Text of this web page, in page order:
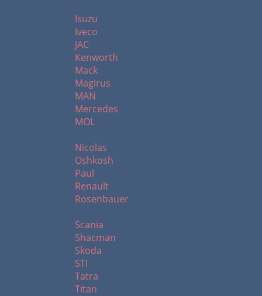
Isuzu
Iveco
JAC
Kenworth
Mack
Magirus
MAN
Mercedes
MOL
Nicolas
Oshkosh
Paul
Renault
Rosenbauer
Scania
Shacman
Skoda
STI
Tatra
Titan